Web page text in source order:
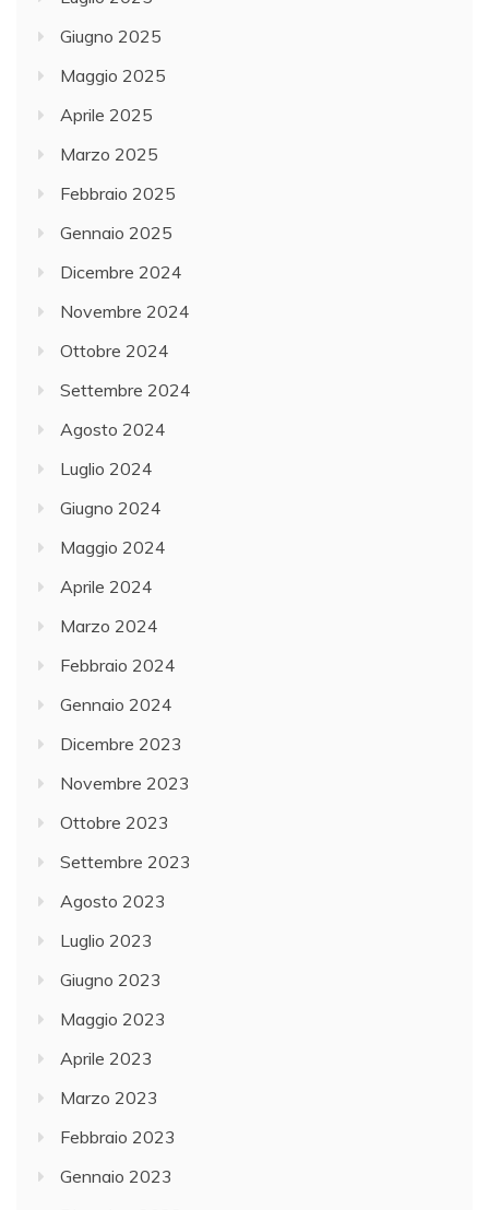
Giugno 2025
Maggio 2025
Aprile 2025
Marzo 2025
Febbraio 2025
Gennaio 2025
Dicembre 2024
Novembre 2024
Ottobre 2024
Settembre 2024
Agosto 2024
Luglio 2024
Giugno 2024
Maggio 2024
Aprile 2024
Marzo 2024
Febbraio 2024
Gennaio 2024
Dicembre 2023
Novembre 2023
Ottobre 2023
Settembre 2023
Agosto 2023
Luglio 2023
Giugno 2023
Maggio 2023
Aprile 2023
Marzo 2023
Febbraio 2023
Gennaio 2023